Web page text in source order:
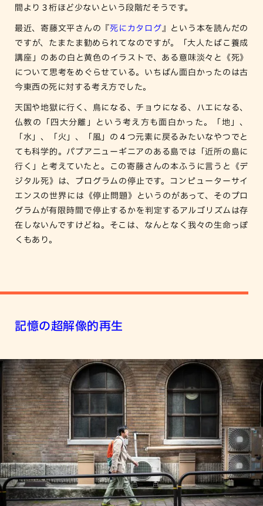
間より３桁ほど少ないという段階だそうです。
最近、寄藤文平さんの『死にカタログ』という本を読んだの
ですが、たまたま勧められてなのですが。「大人たばこ養成
講座」のあの白と黄色のイラストで、ある意味淡々と《死》
について思考をめぐらせている。いちばん面白かったのは古
今東西の死に対する考え方でした。
天国や地獄に行く、鳥になる、チョウになる、ハエになる、
仏教の「四大分離」という考え方も面白かった。「地」、
「水」、「火」、「風」の４つ元素に戻るみたいなやつでと
ても科学的。パプアニューギニアのある島では「近所の島に
行く」と考えていたと。この寄藤さんの本ふうに言うと《デ
ジタル死》は、プログラムの停止です。コンピューターサイ
エンスの世界には《停止問題》というのがあって、そのプロ
グラムが有限時間で停止するかを判定するアルゴリズムは存
在しないんですけどね。そこは、なんとなく我々の生命っぽ
くもあり。
記憶の超解像的再生